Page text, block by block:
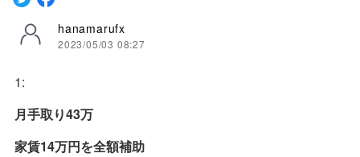
hanamarufx
2023/05/03 08:27
1:
月手取り43万
家賃14万円を全額補助